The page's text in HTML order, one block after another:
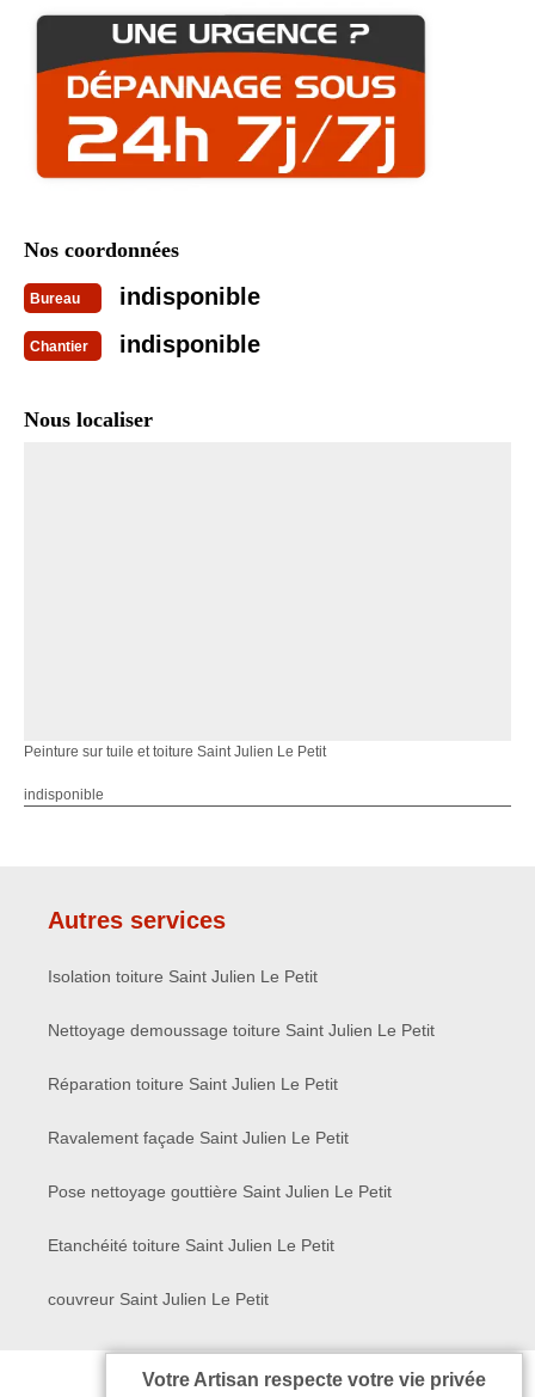
Nos coordonnées
Bureau indisponible
Chantier indisponible
Nous localiser
Peinture sur tuile et toiture Saint Julien Le Petit
indisponible
Autres services
Isolation toiture Saint Julien Le Petit
Nettoyage demoussage toiture Saint Julien Le Petit
Réparation toiture Saint Julien Le Petit
Ravalement façade Saint Julien Le Petit
Pose nettoyage gouttière Saint Julien Le Petit
Etanchéité toiture Saint Julien Le Petit
couvreur Saint Julien Le Petit
Votre Artisan respecte votre vie privée